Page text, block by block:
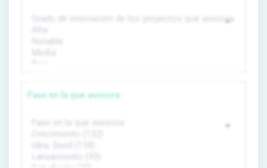
Fase en la que asesora